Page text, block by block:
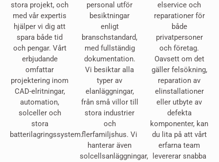
stora projekt, och
med vår expertis
hjälper vi dig att
spara både tid
och pengar. Vårt
erbjudande
omfattar
projektering inom
CAD-elritningar,
automation,
solceller och
stora
batterilagringssystem.
personal utför
besiktningar
enligt
branschstandard,
med fullständig
dokumentation.
Vi besiktar alla
typer av
elanläggningar,
från små villor till
stora industrier
och
flerfamiljshus. Vi
hanterar även
solcellsanläggningar,
elservice och
reparationer för
både
privatpersoner
och företag.
Oavsett om det
gäller felsökning,
reparation av
elinstallationer
eller utbyte av
defekta
komponenter, kan
du lita på att vårt
erfarna team
levererar snabba